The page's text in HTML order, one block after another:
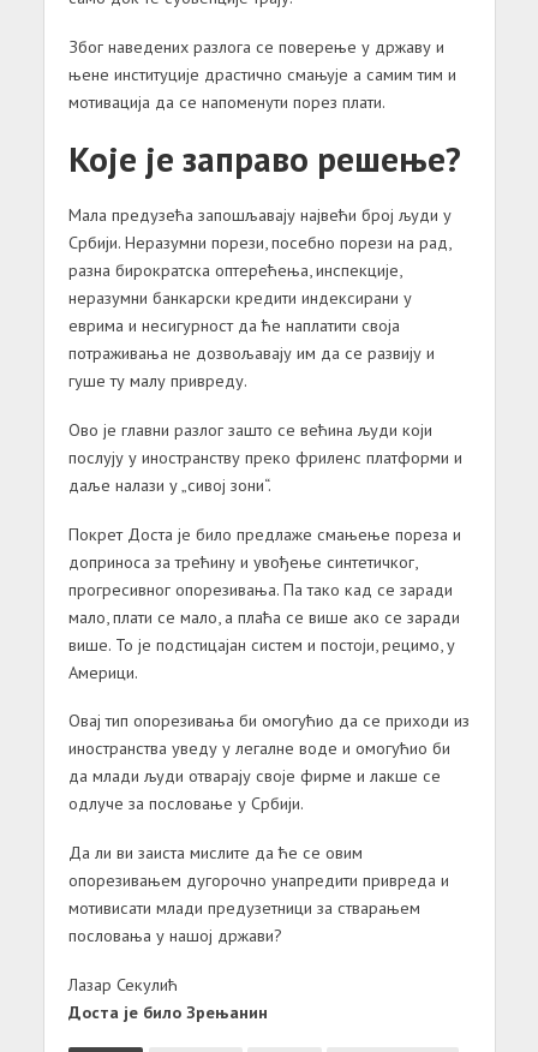
Због наведених разлога се поверење у државу и
њене институције драстично смањује а самим тим и
мотивација да се напоменути порез плати.
Које је заправо решење?
Мала предузећа запошљавају највећи број људи у
Србији. Неразумни порези, посебно порези на рад,
разна бирократска оптерећења, инспекције,
неразумни банкарски кредити индексирани у
еврима и несигурност да ће наплатити своја
потраживања не дозвољавају им да се развију и
гуше ту малу привреду.
Ово је главни разлог зашто се већина људи који
послују у иностранству преко фриленс платформи и
даље налази у „сивој зони“.
Покрет Доста је било предлаже смањење пореза и
доприноса за трећину и увођење синтетичког,
прогресивног опорезивања. Па тако кад се заради
мало, плати се мало, а плаћа се више ако се заради
више. То је подстицајан систем и постоји, рецимо, у
Америци.
Овај тип опорезивања би омогућио да се приходи из
иностранства уведу у легалне воде и омогућио би
да млади људи отварају своје фирме и лакше се
одлуче за пословање у Србији.
Да ли ви заиста мислите да ће се овим
опорезивањем дугорочно унапредити привреда и
мотивисати млади предузетници за стварањем
пословања у нашој држави?
Лазар Секулић
Доста је било Зрењанин